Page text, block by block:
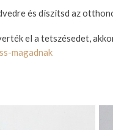
és díszítsd az
el a tetszésedet,
magadnak